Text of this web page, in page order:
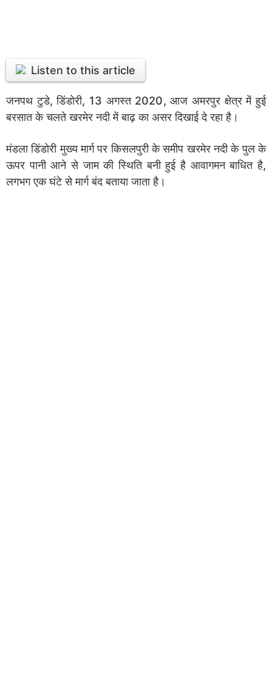
Listen to this article
जनपथ टुडे, डिंडोरी, 13 अगस्त 2020, आज अमरपुर क्षेत्र में हुई
बरसात के चलते खरमेर नदी में बाढ़ का असर दिखाई दे रहा है।
मंडला डिंडोरी मुख्य मार्ग पर किसलपुरी के समीप खरमेर नदी के पुल के
ऊपर पानी आने से जाम की स्थिति बनी हुई है आवागमन बाधित है,
लगभग एक घंटे से मार्ग बंद बताया जाता है।